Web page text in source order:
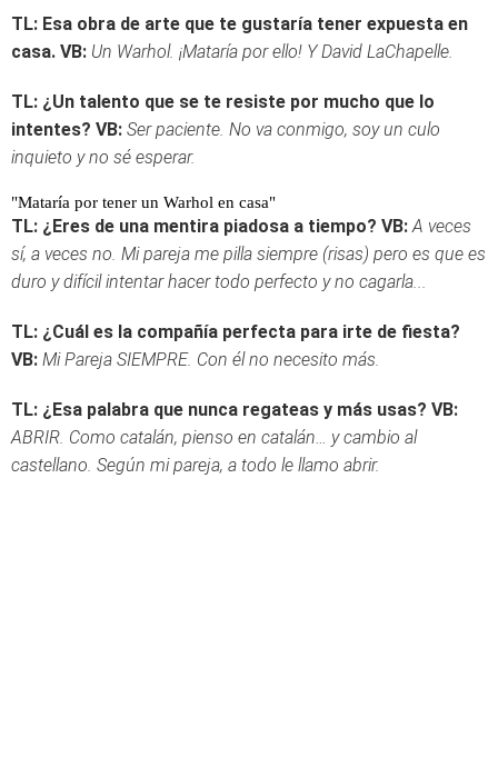
TL: Esa obra de arte que te gustaría tener expuesta en
casa. VB: Un Warhol. ¡Mataría por ello! Y David LaChapelle.
TL: ¿Un talento que se te resiste por mucho que lo
intentes? VB: Ser paciente. No va conmigo, soy un culo
inquieto y no sé esperar.
"Mataría por tener un Warhol en casa"
TL: ¿Eres de una mentira piadosa a tiempo? VB: A veces
sí, a veces no. Mi pareja me pilla siempre (risas) pero es que es
duro y difícil intentar hacer todo perfecto y no cagarla...
TL: ¿Cuál es la compañía perfecta para irte de fiesta?
VB: Mi Pareja SIEMPRE. Con él no necesito más.
TL: ¿Esa palabra que nunca regateas y más usas? VB:
ABRIR. Como catalán, pienso en catalán… y cambio al
castellano. Según mi pareja, a todo le llamo abrir.